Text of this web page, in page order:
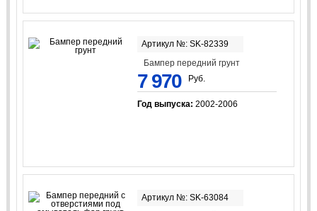
Артикул №: SK-82339
Бампер передний грунт
7 970 Руб.
Год выпуска: 2002-2006
Артикул №: SK-63084